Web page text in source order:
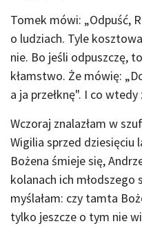
Tomek mówi: „Odpuść,
o ludziach. Tyle
nie. Bo jeśli odpuszczę,
kłamstwo. Że mówię:
a ja przełknę". I co
Wczoraj znalazłam w
Wigilia sprzed dziesięciu
Bożena śmieje się,
kolanach ich młodszego
myślałam: czy tamta
tylko jeszcze o tym nie